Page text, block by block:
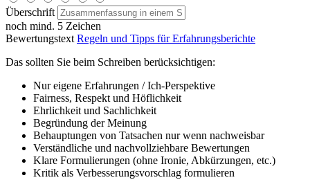
Überschrift
noch mind. 5 Zeichen
Bewertungstext Regeln und Tipps für Erfahrungsberichte
Das sollten Sie beim Schreiben berücksichtigen:
Nur eigene Erfahrungen / Ich-Perspektive
Fairness, Respekt und Höflichkeit
Ehrlichkeit und Sachlichkeit
Begründung der Meinung
Behauptungen von Tatsachen nur wenn nachweisbar
Verständliche und nachvollziehbare Bewertungen
Klare Formulierungen (ohne Ironie, Abkürzungen, etc.)
Kritik als Verbesserungsvorschlag formulieren